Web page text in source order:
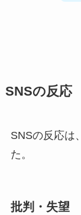
SNSの反応
SNSの反応は
た。
批判・失望